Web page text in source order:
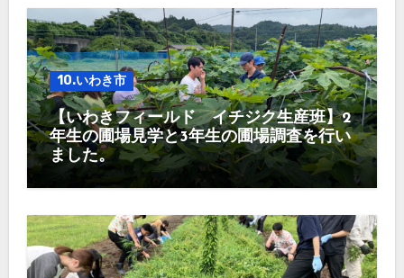
10.いわき市
【いわきフィールド イチジク生産班】2
年生の圃場見学と3年生の圃場調査を行い
ました。